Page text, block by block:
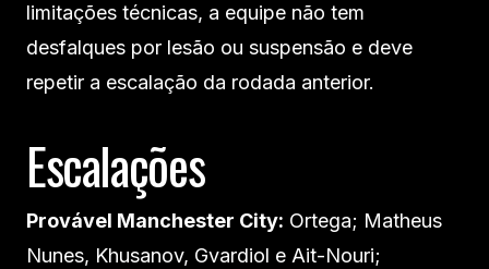
limitações técnicas, a equipe não tem
desfalques por lesão ou suspensão e deve
repetir a escalação da rodada anterior.
Escalações
Provável Manchester City: Ortega; Matheus
Nunes, Khusanov, Gvardiol e Ait-Nouri;